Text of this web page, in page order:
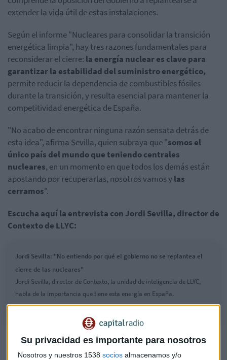
Su privacidad es importante para nosotros
Nosotros y nuestros 1538 socios almacenamos y/o
extender la vida útil de estas instalaciones.
Según el informe "Nucleares para consolidar la transición
energética limpia", hay tres razones fundamentales para
reconsiderar el cierre: la energía nuclear es clave para
garantizar la estabilidad del suministro energético,
permite reducir la dependencia de combustibles fósiles
durante la transición, y resulta esencial para mantener la
competitividad energética de España.
"No acabo de encontrar ninguna razón sensata detrás de
esta idea", afirma Sevilla, quien subraya que "somos el
único país del mundo que teniendo centrales
nucleares, en un momento en que todos los demás están
apostando por recuperarlas, nosotros vamos ylas
cerramos".
Escucha aquí la entrevista con Jordi Sevilla, director de
Contexto de LLYC:
Jordi Sevilla: "No entiendo por qué el gobierno no se replantea el
cierre de las nucleares"
Jordi Sevilla, director de Contexto, la unidad de inteligencia de LLYC,
habla de la importancia que tiene esta energía en España.